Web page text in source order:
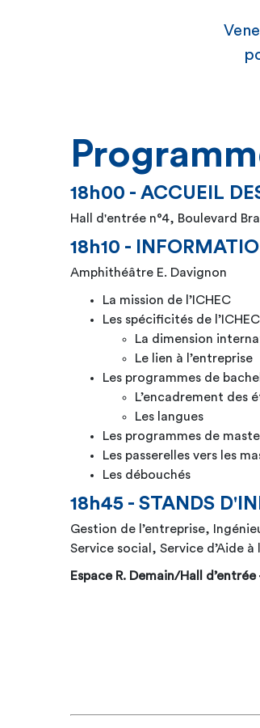
18h00 - ACCUEIL
Hall d'entrée n°4, Boulevard
18h10 -
Amphithéâtre E. Davignon
La mission de l’ICHEC
Les spécificités de l’ICHEC
La dimension
Le lien à l’entreprise
Les programmes de
L’encadrement des
Les langues
Les programmes de
Les passerelles vers les
Les débouchés
18h45 - STANDS
Gestion de l’entreprise,
Service social, Service d’Aide
Espace R. Demain/Hall d’entrée